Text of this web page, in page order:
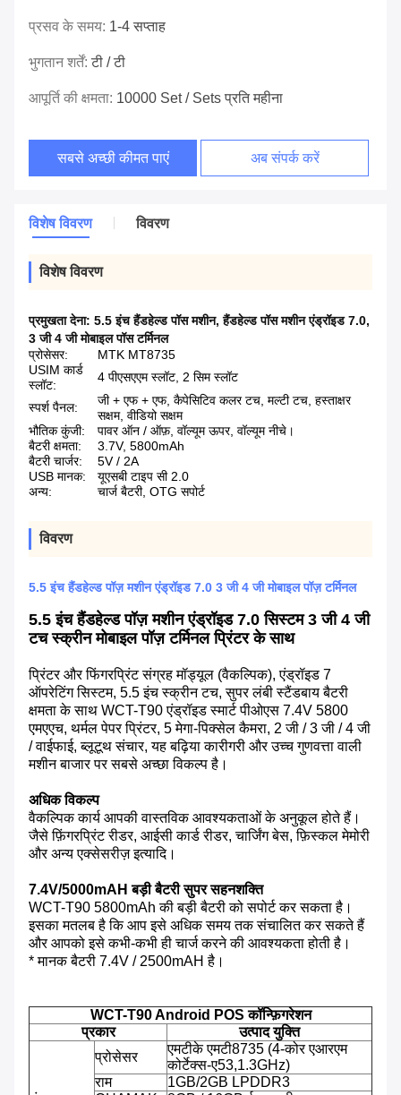
प्रसव के समय: 1-4 सप्ताह
भुगतान शर्तें:टी / टी
आपूर्ति की क्षमता: 10000 Set / Sets प्रति महीना
सबसे अच्छी कीमत पाएं अब संपर्क करें
विशेष विवरण विवरण
विशेष विवरण
प्रमुखता देना: 5.5 इंच हैंडहेल्ड पॉस मशीन,हैंडहेल्ड पॉस मशीन एंड्रॉइड 7.0,
3 जी 4 जी मोबाइल पॉस टर्मिनल
प्रोसेसर:
MTK MT8735
USIM कार्ड
स्लॉट:
4 पीएसएएम स्लॉट, 2 सिम स्लॉट
स्पर्श पैनल:
जी + एफ + एफ, कैपेसिटिव कलर टच, मल्टी टच, हस्ताक्षर
सक्षम, वीडियो सक्षम
भौतिक कुंजी:
पावर ऑन / ऑफ़, वॉल्यूम ऊपर, वॉल्यूम नीचे।
बैटरी क्षमता:
3.7V, 5800mAh
बैटरी चार्जर:
5V / 2A
USB मानक:
यूएसबी टाइप सी 2.0
अन्य:
चार्ज बैटरी, OTG सपोर्ट
विवरण
5.5 इंच हैंडहेल्ड पॉज़ मशीन एंड्रॉइड 7.0 3 जी 4 जी मोबाइल पॉज़ टर्मिनल
5.5 इंच हैंडहेल्ड पॉज़ मशीन एंड्रॉइड 7.0 सिस्टम 3 जी 4 जी
टच स्क्रीन मोबाइल पॉज़ टर्मिनल प्रिंटर के साथ
प्रिंटर और फिंगरप्रिंट संग्रह मॉड्यूल (वैकल्पिक), एंड्रॉइड 7
ऑपरेटिंग सिस्टम, 5.5 इंच स्क्रीन टच, सुपर लंबी स्टैंडबाय बैटरी
क्षमता के साथ WCT-T90 एंड्रॉइड स्मार्ट पीओएस 7.4V 5800
एमएएच, थर्मल पेपर प्रिंटर, 5 मेगा-पिक्सेल कैमरा, 2 जी / 3 जी / 4 जी
/ वाईफाई, ब्लूटूथ संचार, यह बढ़िया कारीगरी और उच्च गुणवत्ता वाली
मशीन बाजार पर सबसे अच्छा विकल्प है।
अधिक विकल्प
वैकल्पिक कार्य आपकी वास्तविक आवश्यकताओं के अनुकूल होते हैं।
जैसे फ़िंगरप्रिंट रीडर, आईसी कार्ड रीडर, चार्जिंग बेस, फ़िस्कल मेमोरी
और अन्य एक्सेसरीज़ इत्यादि।
7.4V/5000mAH बड़ी बैटरी सुपर सहनशक्ति
WCT-T90 5800mAh की बड़ी बैटरी को सपोर्ट कर सकता है।
इसका मतलब है कि आप इसे अधिक समय तक संचालित कर सकते हैं
और आपको इसे कभी-कभी ही चार्ज करने की आवश्यकता होती है।
* मानक बैटरी 7.4V / 2500mAH है।
WCT-T90 Android POS कॉन्फ़िगरेशन
प्रकार
उत्पाद युक्ति
प्रोसेसर
एमटीके एमटी8735 (4-कोर एआरएम
कोर्टेक्स-ए53,1.3GHz)
राम
1GB/2GB LPDDR3